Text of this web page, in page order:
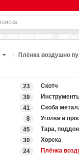
Плёнка воздушно
23
Скотч
39
41
Скоба
8
Уголки и
45
Тара,
30
Хорека
24
Плёнка